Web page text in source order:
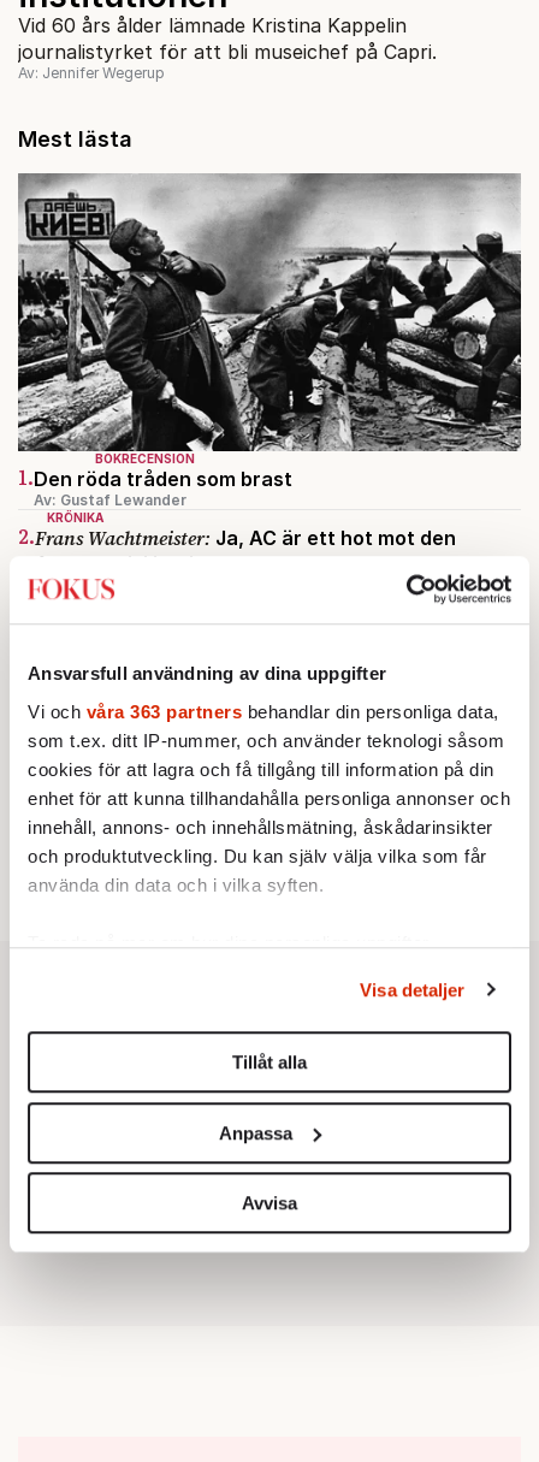
Ansvarsfull användning av dina uppgifter
Vi och våra 363 partners behandlar din personliga data,
som t.ex. ditt IP-nummer, och använder teknologi såsom
cookies för att lagra och få tillgång till information på din
enhet för att kunna tillhandahålla personliga annonser och
innehåll, annons- och innehållsmätning, åskådarinsikter
och produktutveckling. Du kan själv välja vilka som får
använda din data och i vilka syften.
Ta reda på mer om hur dina personliga uppgifter
Du kan ändra eller dra tillbaka ditt samtycke när som
helst från cookie-förklaringen.
Vi använder enhetsidentifierare för att anpassa innehållet
för sociala medier och analysera vår trafik. Vi
vidarebefordrar även sådana identifierare och annan
information från din enhet till de sociala medier och
annons- och analysföretag som vi samarbetar med.
Visa detaljer
Tillåt alla
Anpassa
Avvisa
Vid 60 års ålder lämnade Kristina Kappelin
journalistyrket för att bli museichef på Capri.
Av: Jennifer Wegerup
Mest lästa
BOKRECENSION
1.Den röda tråden som brast
Av: Gustaf Lewander
KRÖNIKA
2.Frans Wachtmeister: Ja, AC är ett hot mot den
franska civilisationen
STICKET
3. Bitte Assarmo:
4.Nina Lekander:På ”Kommunisthögskolan” drömde
alla om att vara arbetarklass
5.Vattenbristen är här – men var femte liter läcker
ut
Av: Susanne Gäre
KRÖNIKA
6.Sakine Madon:Efter islamistdådet oroar sig
vänstern för Agnes Wold